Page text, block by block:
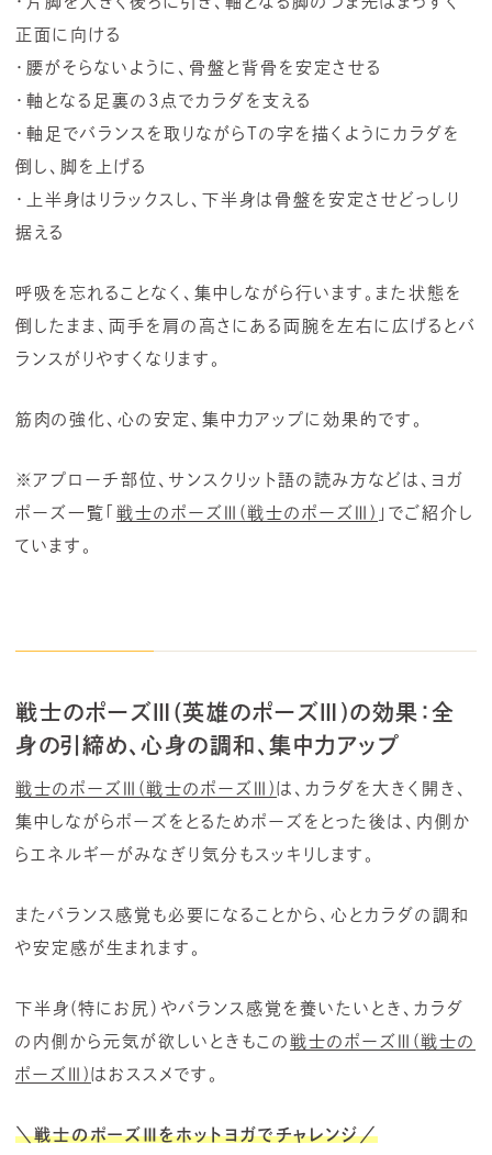
正面に向ける
・腰がそらないように、骨盤と背骨を安定させる
・軸となる足裏の3点でカラダを支える
・軸足でバランスを取りながらTの字を描くようにカラダを
倒し、脚を上げる
・上半身はリラックスし、下半身は骨盤を安定させどっしり
据える
呼吸を忘れることなく、集中しながら行います。また状態を
倒したまま、両手を肩の高さにある両腕を左右に広げるとバ
ランスがりやすくなります。
筋肉の強化、心の安定、集中力アップに効果的です。
※アプローチ部位、サンスクリット語の読み方などは、ヨガ
ポーズ一覧「 戦士のポーズⅢ(戦士のポーズⅢ) 」でご紹介し
ています。
戦士のポーズⅢ(英雄のポーズⅢ)の効果：全
身の引締め、心身の調和、集中力アップ
戦士のポーズⅢ(戦士のポーズⅢ) は、カラダを大きく開き、
集中しながらポーズをとるためポーズをとった後は、内側か
らエネルギーがみなぎり気分もスッキリします。
またバランス感覚も必要になることから、心とカラダの調和
や安定感が生まれます。
下半身(特にお尻）やバランス感覚を養いたいとき、カラダ
の内側から元気が欲しいときもこの 戦士のポーズⅢ(戦士の
ポーズⅢ) はおススメです。
＼戦士のポーズⅢをホットヨガでチャレンジ／